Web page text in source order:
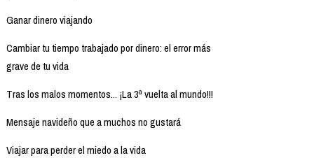
Ganar dinero viajando
Cambiar tu tiempo trabajado por dinero: el error más
grave de tu vida
Tras los malos momentos... ¡La 3ª vuelta al mundo!!!
Mensaje navideño que a muchos no gustará
Viajar para perder el miedo a la vida